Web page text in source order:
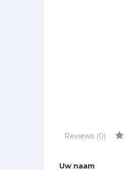
Toeristische
gidsen
Reviews (0)
Uw naam